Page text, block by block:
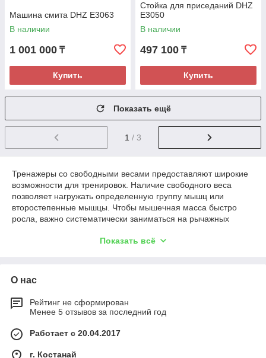
Машина смита DHZ E3063
В наличии
1 001 000 ₸
Купить
Стойка для приседаний DHZ
E3050
В наличии
497 100 ₸
Купить
Показать ещё
1 / 3
Тренажеры со свободными весами предоставляют широкие
возможности для тренировок. Наличие свободного веса
позволяет нагружать определенную группу мышц или
второстепенные мышцы. Чтобы мышечная масса быстро
росла, важно систематически заниматься на рычажных
силовых тренажеровсо свободными весами
Тренажеры рычажные DHZ - качество
проверенное временем
DHZ Fitness является одним из наиболее известных в мире
производителей силовых тренажеров. Ее продукция уже
успела завоевать доверие в разных уголках мира и
Показать всё
О нас
Рейтинг не сформирован
Менее 5 отзывов за последний год
Работает с 20.04.2017
г. Костанай